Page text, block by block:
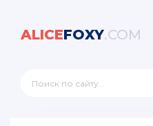
ALICEFOXY.COM